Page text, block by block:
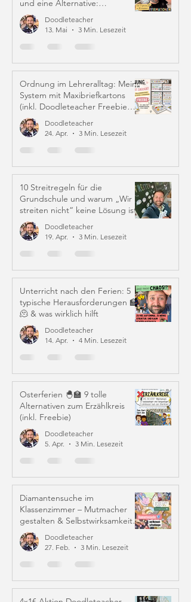
und eine Alternative:
Iffirmationen (!)
Doodleteacher
13. Mai
3 Min. Lesezeit
Ordnung im Lehreralltag: Mein
System mit Maxibriefkartons
(inkl. Doodleteacher Freebie
Labels) Doodleteacher
24. Apr.
3 Min. Lesezeit
10 Streitregeln für die
Grundschule und warum „Wir
streiten nicht“ keine Lösung ist
Doodleteacher
19. Apr.
3 Min. Lesezeit
Unterricht nach den Ferien: 5
typische Herausforderungen 🏫
🫠 & was wirklich hilft
Doodleteacher
14. Apr.
4 Min. Lesezeit
Osterferien 🐣🏫 9 tolle
Alternativen zum Erzählkreis
(inkl. Freebie)
Doodleteacher
5. Apr.
3 Min. Lesezeit
Diamantensuche im
Klassenzimmer – Mutmacher
gestalten & Selbstwirksamkeit
stärken Doodleteacher
27. Feb.
3 Min. Lesezeit